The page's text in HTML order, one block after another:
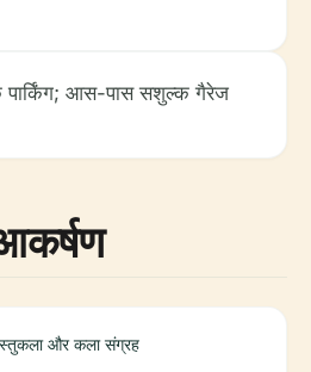
पार्किंग; आस-पास सशुल्क गैरेज
और कला संग्रह